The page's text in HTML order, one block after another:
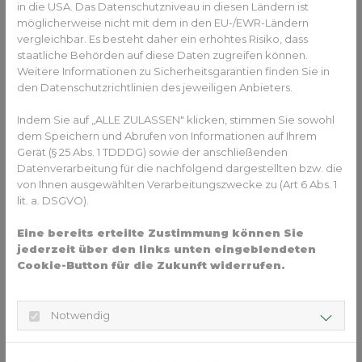
Diese Technik kann bei Brackets verwendet werden, die auf
die Außenseite der Zähne geklebt werden, aber auch für
die auf der Innenseite der Zähne geklebten Brackets
Lingualtechnik).
Digitale Behandlungsplanung einer festen Zahnspange I Quelle: Ormco
Die optimale Positionierung der Brackets auf den einzelnen
Zähnen erfolgt ebenfalls virtuell am Bildschirm. Damit diese
Patientenmund platziert und geklebt werden können,
kommen digital geplante und anschließend 3D-gedruckte
Übertragungs-Schablonen zum Einsatz. (Klebetrays für
in die USA. Das Datenschutzniveau in diesen Ländern ist
möglicherweise nicht mit dem in den EU-/EWR-Ländern
vergleichbar. Es besteht daher ein erhöhtes Risiko, dass
staatliche Behörden auf diese Daten zugreifen können.
Weitere Informationen zu Sicherheitsgarantien finden Sie in
den Datenschutzrichtlinien des jeweiligen Anbieters.
Indem Sie auf „ALLE ZULASSEN" klicken, stimmen Sie sowohl
dem Speichern und Abrufen von Informationen auf Ihrem
Gerät (§ 25 Abs. 1 TDDDG) sowie der anschließenden
Datenverarbeitung für die nachfolgend dargestellten bzw. die
von Ihnen ausgewählten Verarbeitungszwecke zu (Art 6 Abs. 1
lit. a. DSGVO).
Eine bereits erteilte Zustimmung können Sie
jederzeit über den links unten eingeblendeten
Cookie-Button für die Zukunft widerrufen.
Notwendig